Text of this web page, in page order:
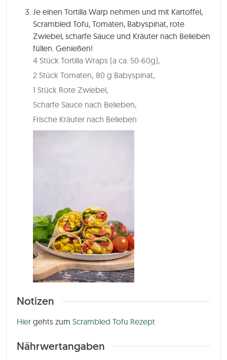
Je einen Tortilla Warp nehmen und mit Kartoffel,
Scrambled Tofu, Tomaten, Babyspinat, rote
Zwiebel, scharfe Sauce und Kräuter nach Belieben
füllen. Genießen!
4 Stück Tortilla Wraps (a ca. 50-60g),
2 Stück Tomaten, 80 g Babyspinat,
1 Stück Rote Zwiebel,
Scharfe Sauce nach Belieben,
Frische Kräuter nach Belieben
Notizen
Hier gehts zum Scrambled Tofu Rezept
Nährwertangaben